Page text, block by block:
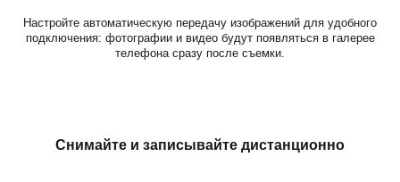
Настройте автоматическую передачу изображений для удобного
подключения: фотографии и видео будут появляться в галерее
телефона сразу после съемки.
Снимайте и записывайте дистанционно